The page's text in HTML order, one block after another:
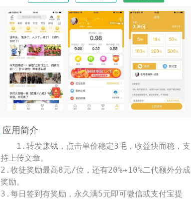
应用简介
1.转发赚钱，点击单价稳定3毛，收益快而稳，支
持上传文章。
2.收徒奖励最高8元/位，还有20%+10%二代额外分成
奖励。
3.每日签到有奖励，永久满5元即可微信或支付宝提